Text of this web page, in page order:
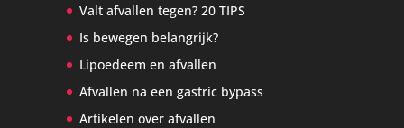
Valt afvallen tegen? 20 TIPS
Is bewegen belangrijk?
Lipoedeem en afvallen
Afvallen na een gastric bypass
Artikelen over afvallen